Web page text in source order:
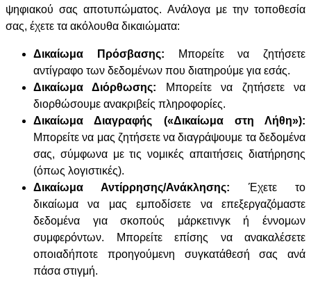
ψηφιακού σας αποτυπώματος. Ανάλογα με την τοποθεσία
σας, έχετε τα ακόλουθα δικαιώματα:
Δικαίωμα Πρόσβασης: Μπορείτε να ζητήσετε
αντίγραφο των δεδομένων που διατηρούμε για εσάς.
Δικαίωμα Διόρθωσης: Μπορείτε να ζητήσετε να
διορθώσουμε ανακριβείς πληροφορίες.
Δικαίωμα Διαγραφής («Δικαίωμα στη Λήθη»):
Μπορείτε να μας ζητήσετε να διαγράψουμε τα δεδομένα
σας, σύμφωνα με τις νομικές απαιτήσεις διατήρησης
(όπως λογιστικές).
Δικαίωμα Αντίρρησης/Ανάκλησης: Έχετε το
δικαίωμα να μας εμποδίσετε να επεξεργαζόμαστε
δεδομένα για σκοπούς μάρκετινγκ ή έννομων
συμφερόντων. Μπορείτε επίσης να ανακαλέσετε
οποιαδήποτε προηγούμενη συγκατάθεσή σας ανά
πάσα στιγμή.